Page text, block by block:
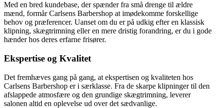
Med en bred kundebase, der spænder fra små drenge til ældre
mænd, formår Carlsens Barbershop at imødekomme forskellige
behov og præferencer. Uanset om du er på udkig efter en klassisk
klipning, skægtrimning eller en mere dristig forandring, er du i gode
hænder hos deres erfarne frisører.
Ekspertise og Kvalitet
Det fremhæves gang på gang, at ekspertisen og kvaliteten hos
Carlsens Barbershop er i særklasse. Fra de skarpe klipninger til den
afslappede atmosfære og den grundige skægtrimning, leverer
salonen altid en oplevelse ud over det sædvanlige.